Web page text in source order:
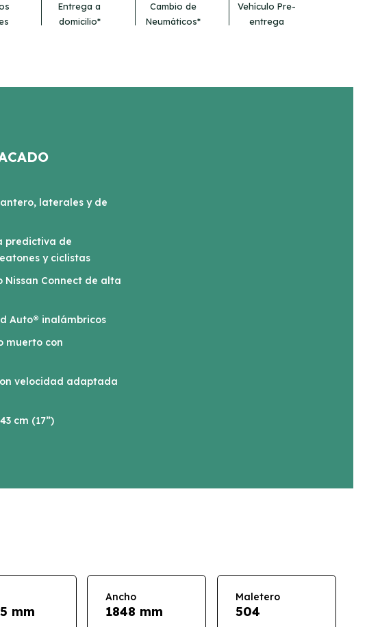
Entrega a
domicilio*
Cambio de
Neumáticos*
Vehículo Pre-
entrega
laterales y de
predictiva de
y ciclistas
Connect de alta
Auto® inalámbricos
muerto con
velocidad adaptada
cm (17”)
mm
Ancho
1848 mm
Maletero
504